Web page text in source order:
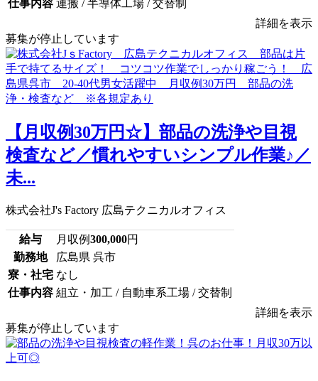
仕事内容 運搬 / 半導体工場 / 交替制
詳細を表示
募集が停止しています
【月収例30万円☆】部品の洗浄や目視
検査など／慣れやすいシンプル作業♪／
未...
株式会社J's Factory 広島テクニカルオフィス
給与 月収例300,000円
勤務地
広島県 呉市
寮・社宅 なし
仕事内容 組立・加工 / 自動車系工場 / 交替制
詳細を表示
募集が停止しています